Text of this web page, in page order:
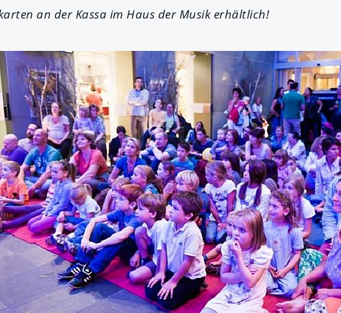
an der Kassa im Haus der Musik erhältlich!